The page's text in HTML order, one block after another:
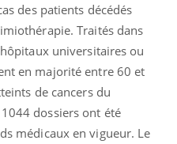
des patients décédés
Traités dans
universitaires ou
en majorité entre 60 et
de cancers du
dossiers ont été
médicaux en vigueur. Le